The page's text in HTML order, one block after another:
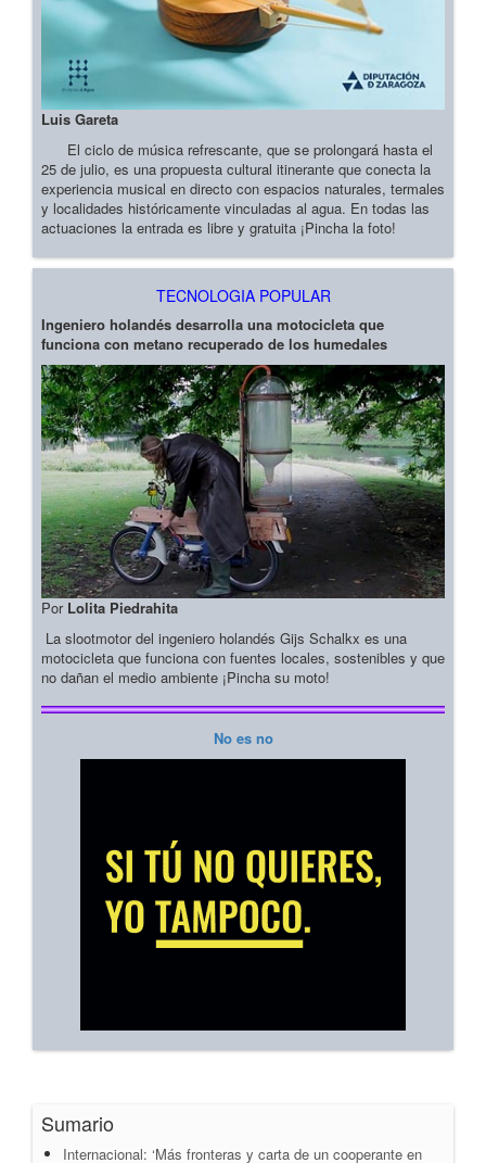
Luis Gareta
El ciclo de música refrescante, que se prolongará hasta el
25 de julio, es una propuesta cultural itinerante que conecta la
experiencia musical en directo con espacios naturales, termales
y localidades históricamente vinculadas al agua. En todas las
actuaciones la entrada es libre y gratuita ¡Pincha la foto!
TECNOLOGIA POPULAR
Ingeniero holandés desarrolla una motocicleta que
funciona con metano recuperado de los humedales
Por Lolita Piedrahita
La slootmotor del ingeniero holandés Gijs Schalkx es una
motocicleta que funciona con fuentes locales, sostenibles y que
no dañan el medio ambiente ¡Pincha su moto!
No es no
Sumario
Internacional: ‘Más fronteras y carta de un cooperante en